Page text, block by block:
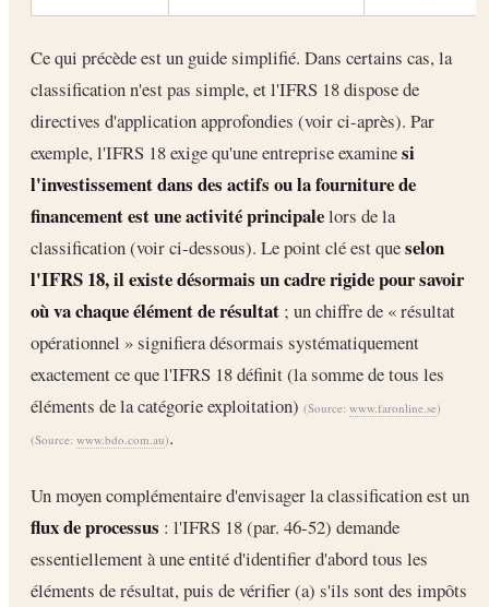
Ce qui précède est un guide simplifié. Dans certains cas, la
classification n'est pas simple, et l'IFRS 18 dispose de
directives d'application approfondies (voir ci-après). Par
exemple, l'IFRS 18 exige qu'une entreprise examinesi
l'investissement dans des actifs ou la fourniture de
financement est une activité principalelors de la
classification (voir ci-dessous). Le point clé est queselon
l'IFRS 18, il existe désormais un cadre rigide pour savoir
où va chaque élément de résultat ; un chiffre de « résultat
opérationnel » signifiera désormais systématiquement
exactement ce que l'IFRS 18 définit (la somme de tous les
éléments de la catégorie exploitation) (Source: www.faronline.se)
(Source: www.bdo.com.au).
Un moyen complémentaire d'envisager la classification est un
flux de processus : l'IFRS 18 (par. 46-52) demande
essentiellement à une entité d'identifier d'abord tous les
éléments de résultat, puis de vérifier (a) s'ils sont des impôts